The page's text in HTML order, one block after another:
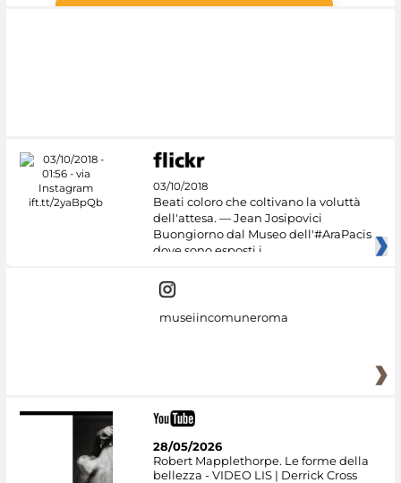
03/10/2018
Beati coloro che coltivano la voluttà
dell'attesa. — Jean Josipovici
Buongiorno dal Museo dell'#AraPacis
dove sono esposti i
museiincomuneroma
28/05/2026
Robert Mapplethorpe. Le forme della
bellezza - VIDEO LIS | Derrick Cross